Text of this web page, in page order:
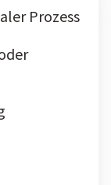
Prozess